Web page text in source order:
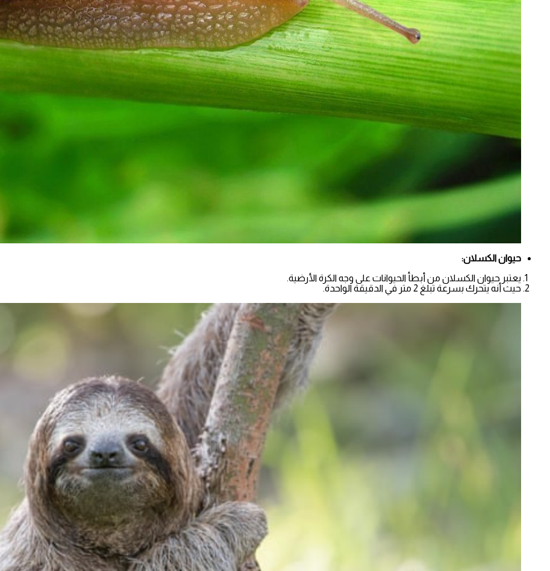
حيوان الكسلان:
يعتبر حيوان الكسلان من أبطأ الحيوانات على وجه الكرة الأرضية.
حيث أنه يتحرك بسرعة تبلغ 2 متر في الدقيقة الواحدة.